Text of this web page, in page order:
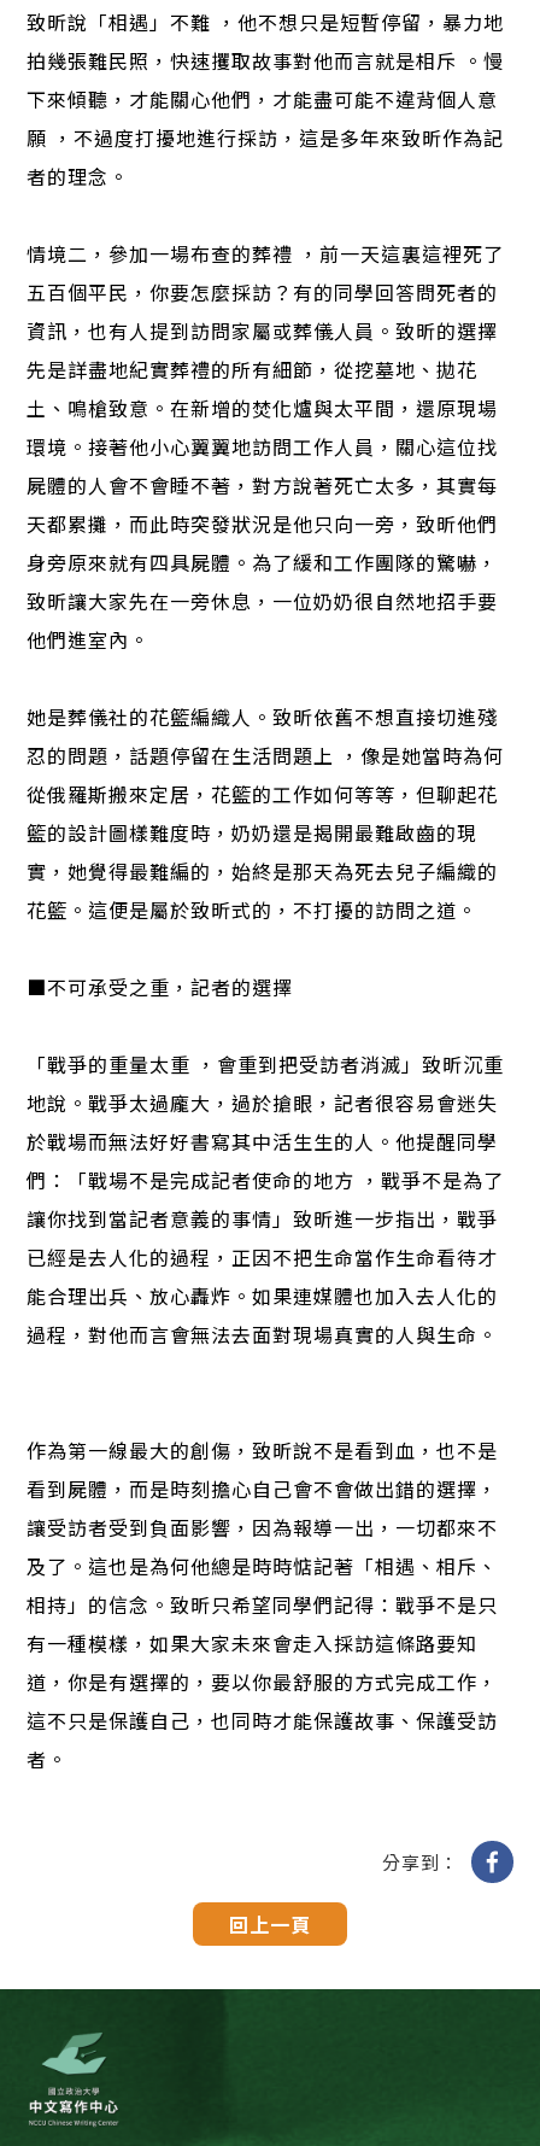
致昕說「相遇」不難 ，他不想只是短暫停留，暴力地
拍幾張難民照，快速攫取故事對他而言就是相斥 。慢
下來傾聽，才能關心他們，才能盡可能不違背個人意
願 ，不過度打擾地進行採訪，這是多年來致昕作為記
者的理念。
情境二，參加一場布查的葬禮 ，前一天這裏這裡死了
五百個平民，你要怎麼採訪？有的同學回答問死者的
資訊，也有人提到訪問家屬或葬儀人員。致昕的選擇
先是詳盡地紀實葬禮的所有細節，從挖墓地、拋花
土、鳴槍致意。在新增的焚化爐與太平間，還原現場
環境。接著他小心翼翼地訪問工作人員，關心這位找
屍體的人會不會睡不著，對方說著死亡太多，其實每
天都累攤，而此時突發狀況是他只向一旁，致昕他們
身旁原來就有四具屍體。為了緩和工作團隊的驚嚇，
致昕讓大家先在一旁休息，一位奶奶很自然地招手要
他們進室內。
她是葬儀社的花籃編織人。致昕依舊不想直接切進殘
忍的問題，話題停留在生活問題上 ，像是她當時為何
從俄羅斯搬來定居，花籃的工作如何等等，但聊起花
籃的設計圖樣難度時，奶奶還是揭開最難啟齒的現
實，她覺得最難編的，始終是那天為死去兒子編織的
花籃。這便是屬於致昕式的，不打擾的訪問之道。
■不可承受之重，記者的選擇
「戰爭的重量太重 ，會重到把受訪者消滅」致昕沉重
地說。戰爭太過龐大，過於搶眼，記者很容易會迷失
於戰場而無法好好書寫其中活生生的人。他提醒同學
們：「戰場不是完成記者使命的地方 ，戰爭不是為了
讓你找到當記者意義的事情」致昕進一步指出，戰爭
已經是去人化的過程，正因不把生命當作生命看待才
能合理出兵、放心轟炸。如果連媒體也加入去人化的
過程，對他而言會無法去面對現場真實的人與生命。
作為第一線最大的創傷，致昕說不是看到血，也不是
看到屍體，而是時刻擔心自己會不會做出錯的選擇，
讓受訪者受到負面影響，因為報導一出，一切都來不
及了。這也是為何他總是時時惦記著「相遇、相斥、
相持」的信念。致昕只希望同學們記得：戰爭不是只
有一種模樣，如果大家未來會走入採訪這條路要知
道，你是有選擇的，要以你最舒服的方式完成工作，
這不只是保護自己，也同時才能保護故事、保護受訪
者。
分享到：
回上一頁